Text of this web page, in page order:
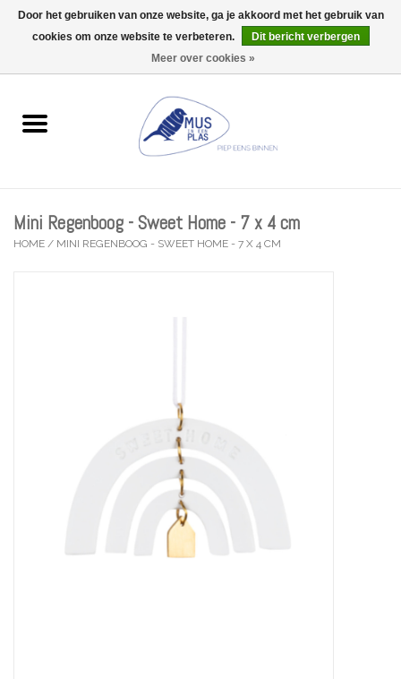
0 Artikelen - €0,00
Wenskaarten
Lifestyle
Mini Regenboog - Sweet Home - 7 x 4 cm
HOME / MINI REGENBOOG - SWEET HOME - 7 X 4 CM
Door het gebruiken van onze website, ga je akkoord met het gebruik van
cookies om onze website te verbeteren.
Dit bericht verbergen
Meer over cookies »
Wij zijn uitzonderlijk gesloten op Do 06/08 en Do 13/08